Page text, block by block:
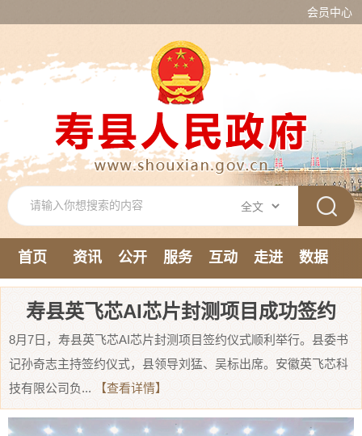
会员中心
首页 资讯 公开 服务 互动 走进
数据
新媒体
寿县英飞芯AI芯片封测项目成功签约
8月7日，寿县英飞芯AI芯片封测项目签约仪式顺利举行。县委书
记孙奇志主持签约仪式，县领导刘猛、吴标出席。安徽英飞芯科
技有限公司负...
【查看详情】